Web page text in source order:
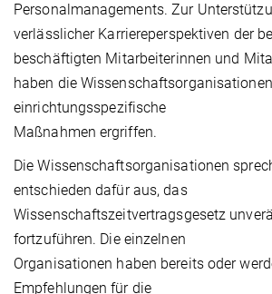
Personalmanagements. Zur
verlässlicher Karriereperspektiven der
beschäftigten Mitarbeiterinnen und
haben die
einrichtungsspezifische
Maßnahmen ergriffen.
Die Wissenschaftsorganisationen
entschieden dafür aus, das
Wissenschaftszeitvertragsgesetz
fortzuführen. Die einzelnen
Organisationen haben bereits oder
Empfehlungen für die